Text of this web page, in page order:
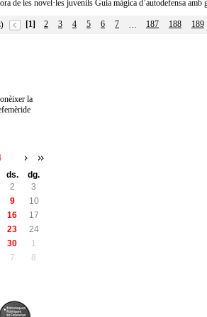
de les novel·les juvenils Guia màgica d’autodefensa amb
[1] 2 3 4 5 6 7 … 187 188
189
la
ds.
dg.
2
3
9
10
16
17
23
24
30
1
7 8